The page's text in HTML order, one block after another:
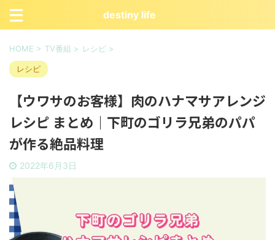
destiny life
HOME > TV番組 > レシピ >
レシピ
【ウワサのお客様】肉のハナマサアレンジ
レシピ まとめ｜下町のゴリラ兄弟のパパ
が作る絶品料理
2022年6月3日